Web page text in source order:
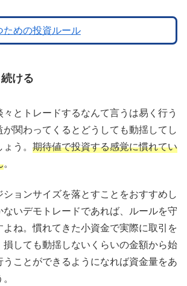
めの投資ルール
ける
とトレードするなんて言うは易く行う
関わってくるとどうしても動揺してし
う。 期待値で投資する感覚に慣れてい
。
ョンサイズを落とすことをおすすめし
ないデモトレードであれば、ルールを守
よね。慣れてきた小資金で実際に取引を
損しても動揺しないくらいの金額から始
ことができるようになれば資金量をあ